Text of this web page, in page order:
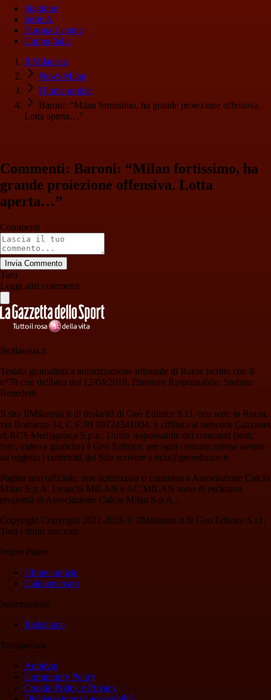
Stagione
Serie A
Europa League
Coppa Italia
Il Milanista
News Milan
Ultime notizie
Baroni: “Milan fortissimo, ha grande proiezione offensiva.
Lotta aperta…”
Commenti: Baroni: “Milan fortissimo, ha
grande proiezione offensiva. Lotta
aperta…”
Commenti
Invia Commento
Tutti
Leggi altri commenti
Ilmilanista.it
Testata giornalistica autorizzazione tribunale di Roma iscritta con il
n°78 con delibera del 12/04/2018. Direttore Responsabile: Stefano
Benedetti
Il sito IlMilanista.it di titolarità di Geo Editrice S.r.l. con sede in Roma,
via Bomarzo 34, C.F./PI 09724341004, è affiliato al network Gazzanet
di RCS Mediagroup S.p.a.. Unico responsabile dei contenuti (testi,
foto, video e grafiche) è Geo Editrice; per ogni comunicazione avente
ad oggetto i contenuti del Sito scrivere a info@geoeditrice.it
Pagina non ufficiale, non autorizzata o connessa a Associazione Calcio
Milan S.p.A. I marchi MILAN e AC MILAN sono di esclusiva
proprietà di Associazione Calcio Milan S.p.A..
Copyright Copyright 2021-2026 © IlMilanista.it & Geo Editrice S.r.l |
Tutti i diritti riservati.
Primo Piano
Ultime notizie
Calciomercato
Informazioni
Redazione
Trasparenza
Archivio
Community Policy
Cookie Policy e Privacy